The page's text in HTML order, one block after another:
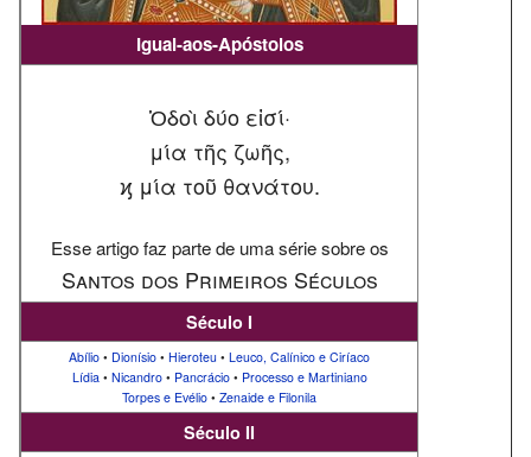
Igual-aos-Apóstolos
Ὁδοὶ δύο εἰσί·
μία τῆς ζωῆς,
ϗ μία τοῦ θανάτου.
Esse artigo faz parte de uma série sobre os
Santos dos Primeiros Séculos
Século I
Abílio • Dionísio • Hieroteu • Leuco, Calínico e Ciríaco
Lídia• Nicandro• Pancrácio• Processo e Martiniano
Torpes e Evélio • Zenaide e Filonila
Século II